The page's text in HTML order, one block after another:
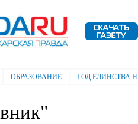
ОБРАЗОВАНИЕ ГОД ЕДИНСТВА